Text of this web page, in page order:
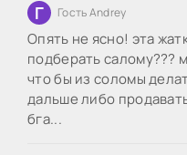
Г Гость Andrey
Опять не ясно! эта
подберать салому???
что бы из соломы
дальше либо
бга...